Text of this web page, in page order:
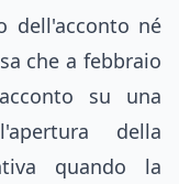
dell'acconto né
che a febbraio
su una
della
quando la